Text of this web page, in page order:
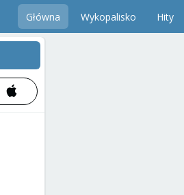
Główna Wykopalisko Hity